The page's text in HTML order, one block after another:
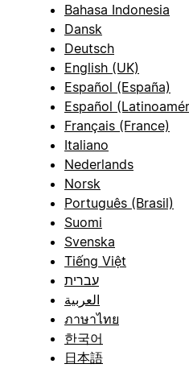
Bahasa Indonesia
Dansk
Deutsch
English (UK)
Español (España)
Español
Français (France)
Italiano
Nederlands
Norsk
Português (Brasil)
Suomi
Svenska
Tiếng Việt
עברית
العربية
ภาษาไทย
한국어
日本語